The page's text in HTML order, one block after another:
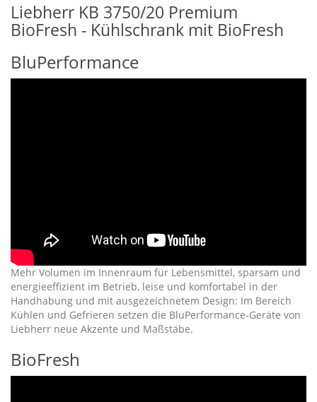
Liebherr KB 3750/20 Premium
BioFresh - Kühlschrank mit BioFresh
BluPerformance
Mehr Volumen im Innenraum für Lebensmittel, sparsam und
energieeffizient im Betrieb, leise und komfortabel in der
Handhabung und mit ausgezeichnetem Design: Im Bereich
Kühlen und Gefrieren setzen die BluPerformance-Geräte von
Liebherr neue Akzente und Maßstäbe.
BioFresh